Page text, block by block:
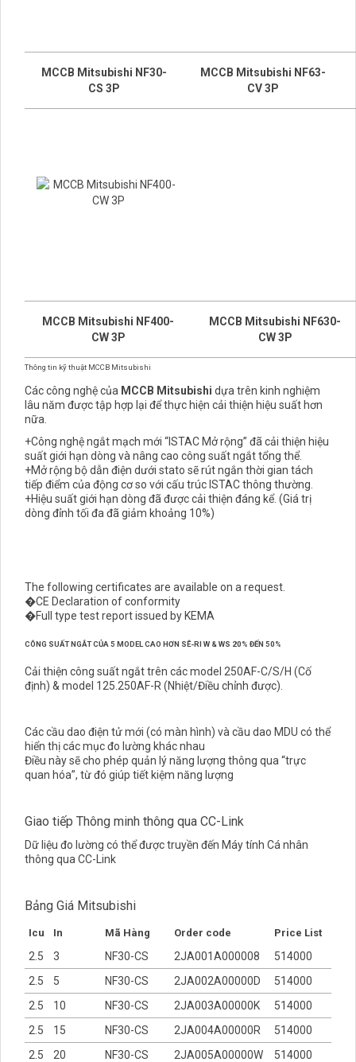
MCCB Mitsubishi NF30-
CS 3P
MCCB Mitsubishi NF63-
CV 3P
MCCB Mitsubishi NF400-
CW 3P
MCCB Mitsubishi NF630-
CW 3P
Thông tin kỹ thuật MCCB Mitsubishi
Các công nghệ của MCCB Mitsubishi dựa trên kinh nghiệm
lâu năm được tập hợp lại để thực hiện cải thiện hiệu suất hơn
nữa.
+Công nghệ ngắt mạch mới “ISTAC Mở rộng” đã cải thiện hiệu
suất giới hạn dòng và nâng cao công suất ngắt tổng thể.
+Mở rộng bộ dẫn điện dưới stato sẽ rút ngắn thời gian tách
tiếp điểm của động cơ so với cấu trúc ISTAC thông thường.
+Hiệu suất giới hạn dòng đã được cải thiện đáng kể. (Giá trị
dòng đỉnh tối đa đã giảm khoảng 10%)
The following certificates are available on a request.
�CE Declaration of conformity
�Full type test report issued by KEMA
CÔNG SUẤT NGẮT CỦA 5 MODEL CAO HƠN SÊ-RI W & WS 20% ĐẾN 50%
Cải thiện công suất ngắt trên các model 250AF-C/S/H (Cố
định) & model 125.250AF-R (Nhiệt/Điều chỉnh được).
Các cầu dao điện tử mới (có màn hình) và cầu dao MDU có thể
hiển thị các mục đo lường khác nhau
Điều này sẽ cho phép quản lý năng lượng thông qua “trực
quan hóa”, từ đó giúp tiết kiệm năng lượng
Giao tiếp Thông minh thông qua CC-Link
Dữ liệu đo lường có thể được truyền đến Máy tính Cá nhân
thông qua CC-Link
Bảng Giá Mitsubishi
Icu In Mã Hàng Order code Price List
2.5 3 NF30-CS 2JA001A000008
514000
2.5
5 NF30-CS 2JA002A00000D
514000
2.5
10 NF30-CS 2JA003A00000K
514000
2.5
15 NF30-CS 2JA004A00000R
514000
2.5
20 NF30-CS 2JA005A00000W
514000